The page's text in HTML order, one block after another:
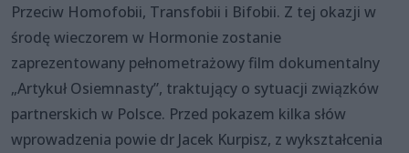
Przeciw Homofobii, Transfobii i Bifobii. Z tej okazji w
środę wieczorem w Hormonie zostanie
zaprezentowany pełnometrażowy film dokumentalny
„Artykuł Osiemnasty”, traktujący o sytuacji związków
partnerskich w Polsce. Przed pokazem kilka słów
wprowadzenia powie dr Jacek Kurpisz, z wykształcenia